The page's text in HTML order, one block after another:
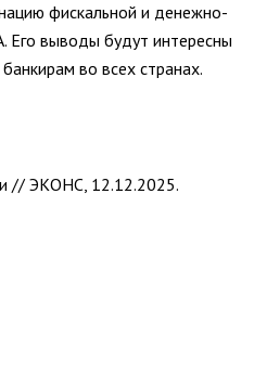
фискальной и денежно-
Его выводы будут интересны
во всех странах.
// ЭКОНС, 12.12.2025.